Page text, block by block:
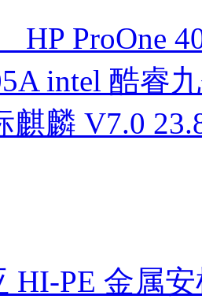
HP ProOne
intel 酷睿
麒麟 V7.0
HI-PE 金属